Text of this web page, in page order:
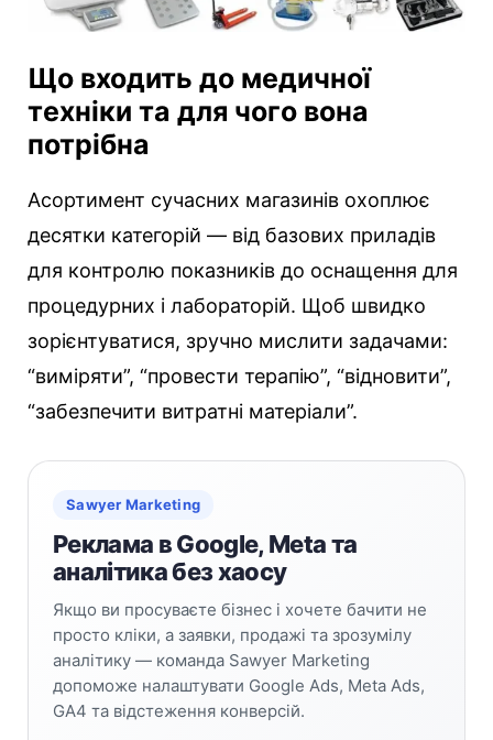
Що входить до медичної
техніки та для чого вона
потрібна
Асортимент сучасних магазинів охоплює
десятки категорій — від базових приладів
для контролю показників до оснащення для
процедурних і лабораторій. Щоб швидко
зорієнтуватися, зручно мислити задачами:
“виміряти”, “провести терапію”, “відновити”,
“забезпечити витратні матеріали”.
Sawyer Marketing
Реклама в Google, Meta та
аналітика без хаосу
Якщо ви просуваєте бізнес і хочете бачити не
просто кліки, а заявки, продажі та зрозумілу
аналітику — команда Sawyer Marketing
допоможе налаштувати Google Ads, Meta Ads,
GA4 та відстеження конверсій.